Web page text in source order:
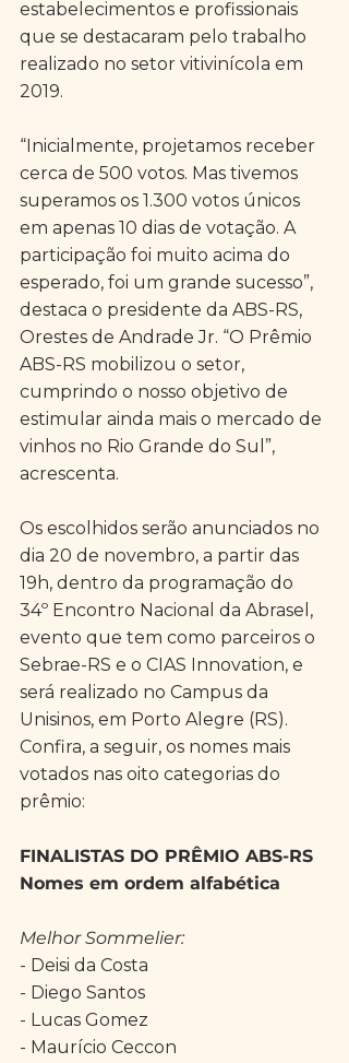
estabelecimentos e profissionais
que se destacaram pelo trabalho
realizado no setor vitivinícola em
2019.
“Inicialmente, projetamos receber
cerca de 500 votos. Mas tivemos
superamos os 1.300 votos únicos
em apenas 10 dias de votação. A
participação foi muito acima do
esperado, foi um grande sucesso”,
destaca o presidente da ABS-RS,
Orestes de Andrade Jr. “O Prêmio
ABS-RS mobilizou o setor,
cumprindo o nosso objetivo de
estimular ainda mais o mercado de
vinhos no Rio Grande do Sul”,
acrescenta.
Os escolhidos serão anunciados no
dia 20 de novembro, a partir das
19h, dentro da programação do
34º Encontro Nacional da Abrasel,
evento que tem como parceiros o
Sebrae-RS e o CIAS Innovation, e
será realizado no Campus da
Unisinos, em Porto Alegre (RS).
Confira, a seguir, os nomes mais
votados nas oito categorias do
prêmio:
FINALISTAS DO PRÊMIO ABS-RS
Nomes em ordem alfabética
Melhor Sommelier:
- Deisi da Costa
- Diego Santos
- Lucas Gomez
- Maurício Ceccon